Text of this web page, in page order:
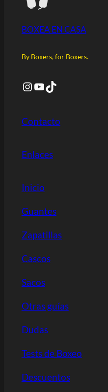
BOXEA EN CASA
By Boxers, for Boxers.
Instagram YouTube TikTok
Contacto
Enlaces
Inicio
Guantes
Zapatillas
Cascos
Sacos
Otras guías
Dudas
Tests de Boxeo
Descuentos